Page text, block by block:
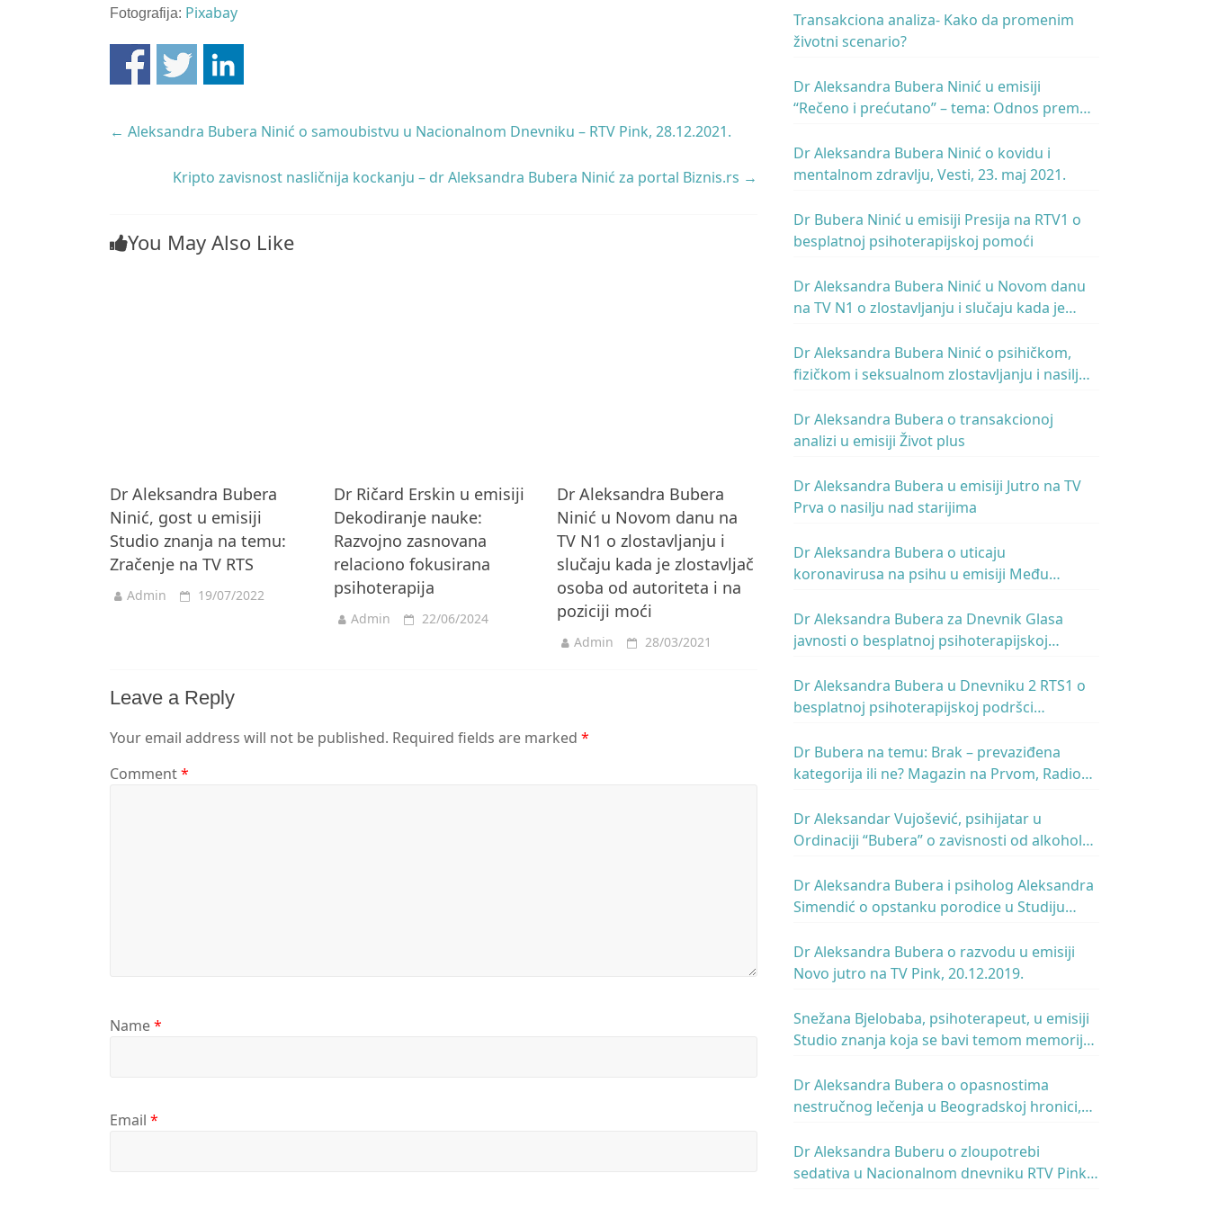
Fotografija: Pixabay
← Aleksandra Bubera Ninić o samoubistvu u Nacionalnom Dnevniku – RTV Pink, 28.12.2021.
Kripto zavisnost nasličnija kockanju – dr Aleksandra Bubera Ninić za portal Biznis.rs →
You May Also Like
Dr Aleksandra Bubera
Ninić, gost u emisiji
Studio znanja na temu:
Zračenje na TV RTS
Admin 19/07/2022
Dr Ričard Erskin u emisiji
Dekodiranje nauke:
Razvojno zasnovana
relaciono fokusirana
psihoterapija
Admin 22/06/2024
Dr Aleksandra Bubera
Ninić u Novom danu na
TV N1 o zlostavljanju i
slučaju kada je zlostavljač
osoba od autoriteta i na
poziciji moći
Admin 28/03/2021
Leave a Reply
Your email address will not be published. Required fields are marked *
Comment*
Name*
Email *
Transakciona analiza- Kako da promenim
životni scenario?
Dr Aleksandra Bubera Ninić u emisiji
“Rečeno i prećutano” – tema: Odnos prema
Dr Aleksandra Bubera Ninić o kovidu i
mentalnom zdravlju, Vesti, 23. maj 2021.
Dr Bubera Ninić u emisiji Presija na RTV1 o
besplatnoj psihoterapijskoj pomoći
Dr Aleksandra Bubera Ninić u Novom danu
na TV N1 o zlostavljanju i slučaju kada je
moći
Dr Aleksandra Bubera Ninić o psihičkom,
fizičkom i seksualnom zlostavljanju i nasilju
Dr Aleksandra Bubera o transakcionoj
analizi u emisiji Život plus
Dr Aleksandra Bubera u emisiji Jutro na TV
Prva o nasilju nad starijima
Dr Aleksandra Bubera o uticaju
koronavirusa na psihu u emisiji Među
Dr Aleksandra Bubera za Dnevnik Glasa
javnosti o besplatnoj psihoterapijskoj
Dr Aleksandra Bubera u Dnevniku 2 RTS1 o
besplatnoj psihoterapijskoj podršci
COVID-19
Dr Bubera na temu: Brak – prevaziđena
kategorija ili ne? Magazin na Prvom, Radio
Dr Aleksandar Vujošević, psihijatar u
Ordinaciji “Bubera” o zavisnosti od alkohola,
Dr Aleksandra Bubera i psiholog Aleksandra
Simendić o opstanku porodice u Studiju
Dr Aleksandra Bubera o razvodu u emisiji
Novo jutro na TV Pink, 20.12.2019.
Snežana Bjelobaba, psihoterapeut, u emisiji
Studio znanja koja se bavi temom memorije,
Dr Aleksandra Bubera o opasnostima
nestručnog lečenja u Beogradskoj hronici,
Dr Aleksandra Buberu o zloupotrebi
sedativa u Nacionalnom dnevniku RTV Pink,